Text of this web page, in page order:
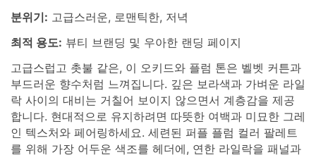
분위기: 고급스러운, 로맨틱한, 저녁
최적 용도: 뷰티 브랜딩 및 우아한 랜딩 페이지
고급스럽고 촛불 같은, 이 오키드와 플럼 톤은 벨벳 커튼과
부드러운 향수처럼 느껴집니다. 깊은 보라색과 가벼운 라일
락 사이의 대비는 거칠어 보이지 않으면서 계층감을 제공
합니다. 현대적으로 유지하려면 따뜻한 여백과 미묘한 그레
인 텍스처와 페어링하세요. 세련된 퍼플 플럼 컬러 팔레트
를 위해 가장 어두운 색조를 헤더에, 연한 라일락을 패널과